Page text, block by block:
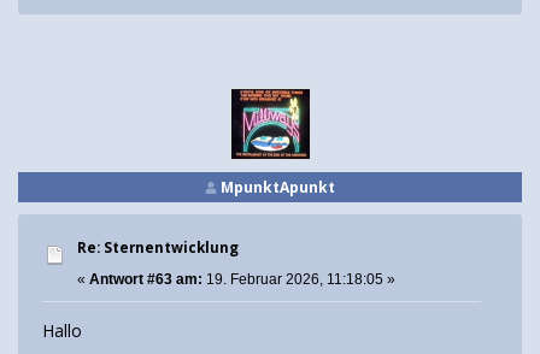
MpunktApunkt
Re: Sternentwicklung
« Antwort #63 am: 19. Februar 2026, 11:18:05 »
Hallo